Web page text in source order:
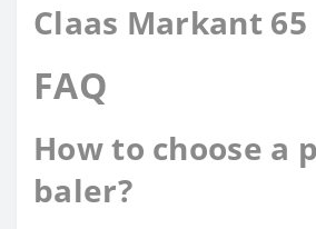
Claas Markant 65
FAQ
How to choose a
baler?